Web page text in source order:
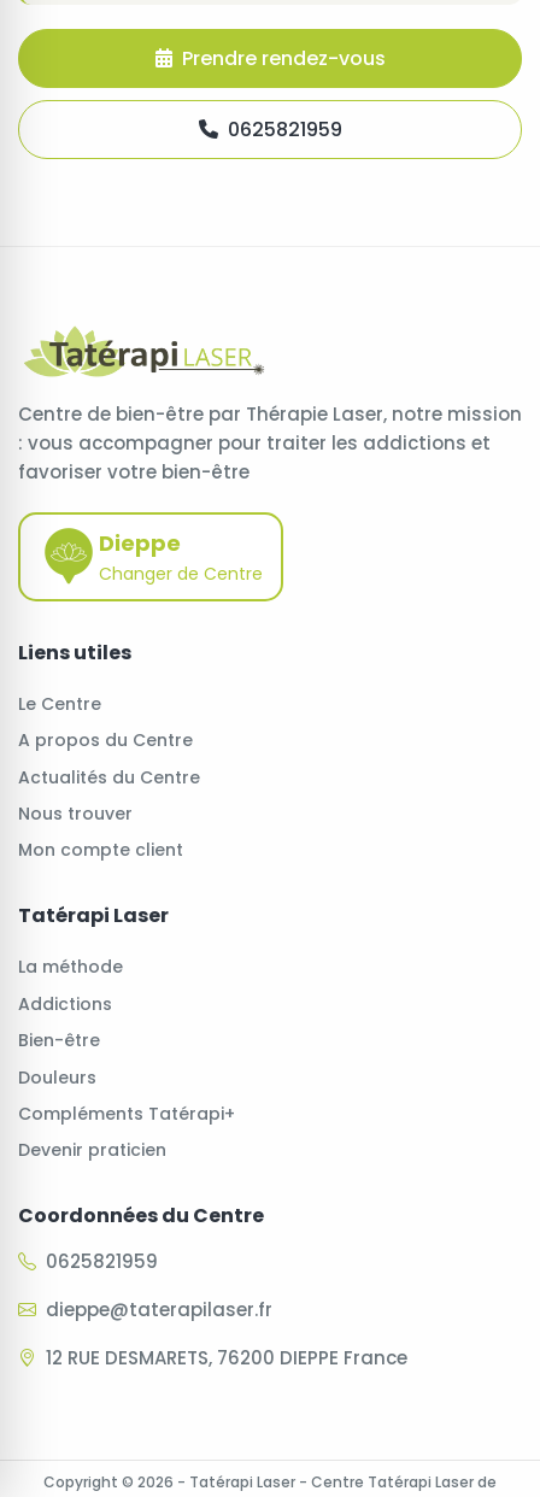
Prendre rendez-vous
0625821959
Centre de bien-être par Thérapie Laser, notre mission
: vous accompagner pour traiter les addictions et
favoriser votre bien-être
Dieppe
Changer de Centre
Liens utiles
Le Centre
A propos du Centre
Actualités du Centre
Nous trouver
Mon compte client
Tatérapi Laser
La méthode
Addictions
Bien-être
Douleurs
Compléments Tatérapi+
Devenir praticien
Coordonnées du Centre
0625821959
dieppe@taterapilaser.fr
12 RUE DESMARETS, 76200 DIEPPE France
Copyright © 2026 - Tatérapi Laser - Centre Tatérapi Laser de